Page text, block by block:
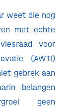
weet die nog
met echte
voor
(AWTI)
gebrek aan
belangen
geen